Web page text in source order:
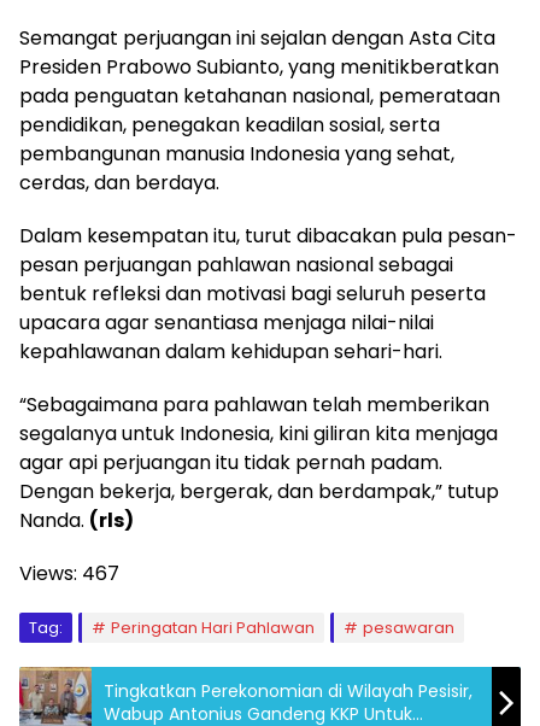
Semangat perjuangan ini sejalan dengan Asta Cita
Presiden Prabowo Subianto, yang menitikberatkan
pada penguatan ketahanan nasional, pemerataan
pendidikan, penegakan keadilan sosial, serta
pembangunan manusia Indonesia yang sehat,
cerdas, dan berdaya.
Dalam kesempatan itu, turut dibacakan pula pesan-
pesan perjuangan pahlawan nasional sebagai
bentuk refleksi dan motivasi bagi seluruh peserta
upacara agar senantiasa menjaga nilai-nilai
kepahlawanan dalam kehidupan sehari-hari.
“Sebagaimana para pahlawan telah memberikan
segalanya untuk Indonesia, kini giliran kita menjaga
agar api perjuangan itu tidak pernah padam.
Dengan bekerja, bergerak, dan berdampak,” tutup
Nanda. (rls)
Views: 467
Tag: Peringatan Hari Pahlawan pesawaran
Tingkatkan Perekonomian di Wilayah Pesisir,
Wabup Antonius Gandeng KKP Untuk